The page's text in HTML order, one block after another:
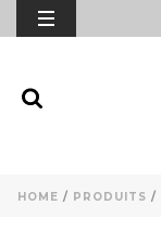
HOME / PRODUITS /